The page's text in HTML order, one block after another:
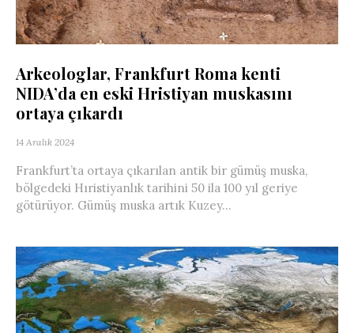
Arkeologlar, Frankfurt Roma kenti
NIDA’da en eski Hristiyan muskasını
ortaya çıkardı
14 Aralık 2024
Frankfurt’ta ortaya çıkarılan antik bir gümüş muska,
bölgedeki Hıristiyanlık tarihini 50 ila 100 yıl geriye
götürüyor. Gümüş muska artık Kuzey...